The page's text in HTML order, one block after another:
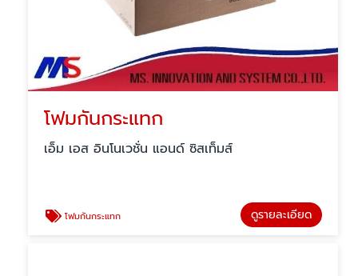
โฟมกันกระแทก
เอ็ม เอส อินโนเวชั่น แอนด์ ซิสเท็มส์
โฟมกันกระแทก ดูรายละเอียด